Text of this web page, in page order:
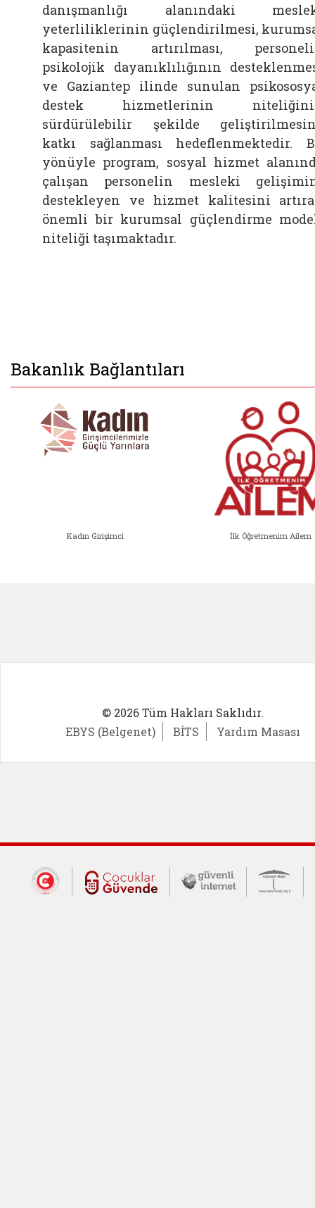
danışmanlığı alanındaki
yeterliliklerinin güçlendirilmesi,
kapasitenin artırılması,
psikolojik dayanıklılığının
ve Gaziantep ilinde sunulan
destek hizmetlerinin
sürdürülebilir şekilde
katkı sağlanması hedeflenmektedir.
yönüyle program, sosyal hizmet
çalışan personelin mesleki
destekleyen ve hizmet kalitesini
önemli bir kurumsal güçlendirme
niteliği taşımaktadır.
Bakanlık Bağlantıları
Kadın Girişimci İlk Öğretmenim Ailem
© 2026 Tüm Hakları Saklıdır.
EBYS (Belgenet)
BİTS Yardım Masası
Dış Bağlantılar
Cumhurbaşkanlığı İletişim Merkezi
Çocuklar Güvende (yeni
Güvenli